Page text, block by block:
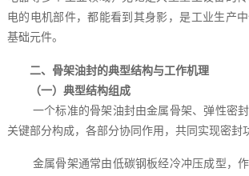
电的电机部件，都能看到其身影，是工业生产
基础元件。
二、骨架油封的典型结构与工作机理
（一）典型结构组成
一个标准的骨架油封由金属骨架、弹性密
关键部分构成，各部分协同作用，共同实现密封
金属骨架通常由低碳钢板经冷冲压成型，